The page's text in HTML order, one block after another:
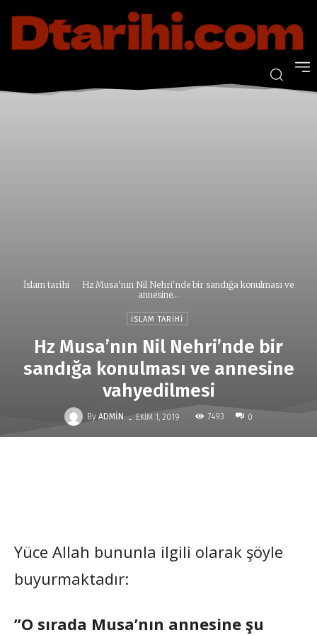
İslam tarihi
Hz Musa'nın Nil Nehri'nde bir sandığa konulması ve
annesine...
İSLAM TARIHI
Hz Musa’nın Nil Nehri’nde bir
sandığa konulması ve annesine
vahyedilmesi
By ADMIN - EKIM 1, 2019 7493 0
Yüce Allah bununla ilgili olarak şöyle
buyurmaktadır:
”O sırada Musa’nın annesine şu